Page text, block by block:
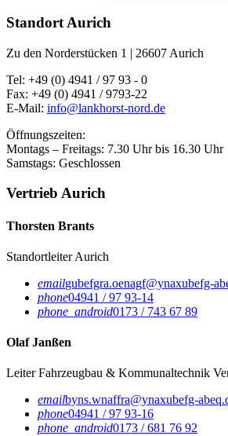
Standort Aurich
Zu den Norderstücken 1 | 26607 Aurich
Tel: +49 (0) 4941 / 97 93 - 0
Fax: +49 (0) 4941 / 9793-22
E-Mail: info@lankhorst-nord.de
Öffnungszeiten:
Montags – Freitags: 7.30 Uhr bis 16.30 Uhr
Samstags: Geschlossen
Vertrieb Aurich
Thorsten Brants
Standortleiter Aurich
emailgubefgra.oenagf@ynaxubefg-
phone04941 / 97 93-14
phone_android0173 / 743 67 89
Olaf Janßen
Leiter Fahrzeugbau & Kommunaltechnik
emailbyns.wnaffra@ynaxubefg-
phone04941 / 97 93-16
phone_android0173 / 681 76 92